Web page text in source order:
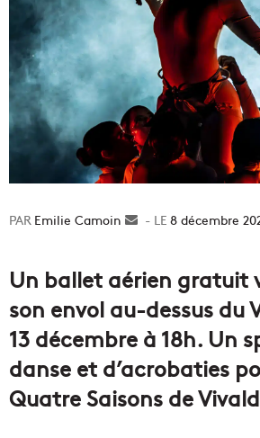
Emilie Camoin
Envoyer8 décembre
Un ballet aérien gratuit
son envol au-dessus du
13 décembre à 18h. Un
danse et d’acrobaties
Quatre Saisons de